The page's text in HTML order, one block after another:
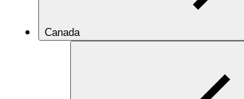
Canada